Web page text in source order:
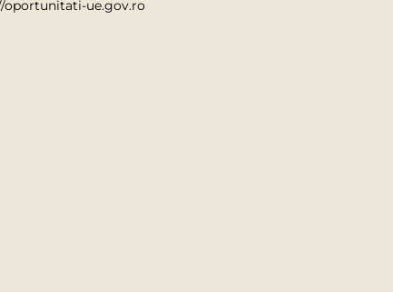
oportunitati-ue.gov.ro